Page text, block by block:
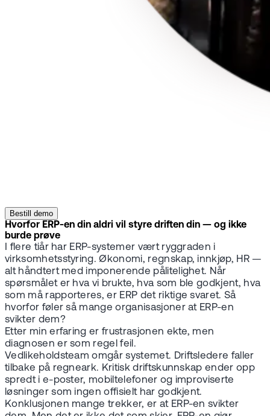
Bestill demo
Hvorfor ERP-en din aldri vil styre driften din — og ikke
burde prøve
I flere tiår har ERP-systemer vært ryggraden i
virksomhetsstyring. Økonomi, regnskap, innkjøp, HR —
alt håndtert med imponerende pålitelighet. Når
spørsmålet er hva vi brukte, hva som ble godkjent, hva
som må rapporteres, er ERP det riktige svaret. Så
hvorfor føler så mange organisasjoner at ERP-en
svikter dem?
Etter min erfaring er frustrasjonen ekte, men
diagnosen er som regel feil.
Vedlikeholdsteam omgår systemet. Driftsledere faller
tilbake på regneark. Kritisk driftskunnskap ender opp
spredt i e-poster, mobiltelefoner og improviserte
løsninger som ingen offisielt har godkjent.
Konklusjonen mange trekker, er at ERP-en svikter